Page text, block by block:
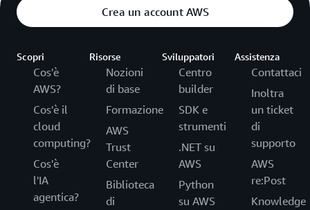
Crea un account AWS
Scopri
Cos'è
AWS?
Cos'è il
cloud
computing?
Cos'è
l'IA
agentica?
Risorse
Nozioni
di base
Formazione
AWS
Trust
Center
Biblioteca
di
Sviluppatori
Centro
builder
SDK e
strumenti
.NET su
AWS
Python
su AWS
Assistenza
Contattaci
Inoltra
un ticket
di
supporto
AWS
re:Post
Knowledge